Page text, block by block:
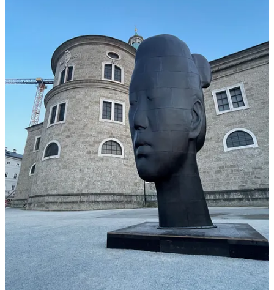
: Esta semana, programa una reunión caminando.
Observa cómo cambia la dinámica de la conversación cuando salen
de la oficina.Pregunta para tu equipo
¿En qué momento te
sientes más creativo y abierto al cambio?